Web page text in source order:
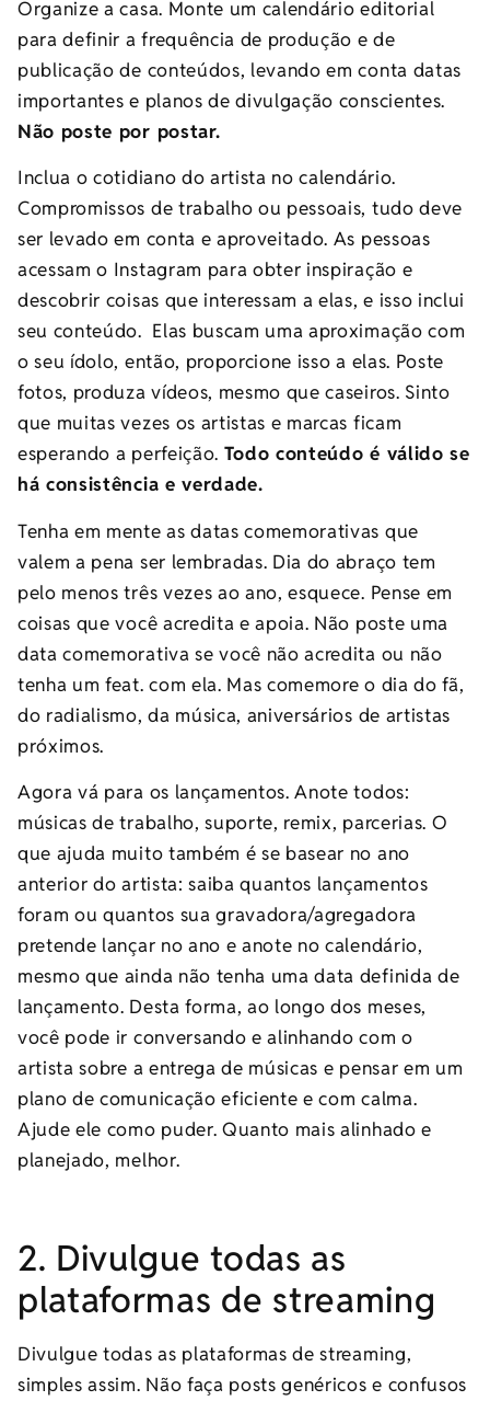
Organize a casa. Monte um calendário editorial
para definir a frequência de produção e de
publicação de conteúdos, levando em conta datas
importantes e planos de divulgação conscientes.
Não poste por postar.
Inclua o cotidiano do artista no calendário.
Compromissos de trabalho ou pessoais, tudo deve
ser levado em conta e aproveitado. As pessoas
acessam o Instagram para obter inspiração e
descobrir coisas que interessam a elas, e isso inclui
seu conteúdo. Elas buscam uma aproximação com
o seu ídolo, então, proporcione isso a elas. Poste
fotos, produza vídeos, mesmo que caseiros. Sinto
que muitas vezes os artistas e marcas ficam
esperando a perfeição. Todo conteúdo é válido se
há consistência e verdade.
Tenha em mente as datas comemorativas que
valem a pena ser lembradas. Dia do abraço tem
pelo menos três vezes ao ano, esquece. Pense em
coisas que você acredita e apoia. Não poste uma
data comemorativa se você não acredita ou não
tenha um feat. com ela. Mas comemore o dia do fã,
do radialismo, da música, aniversários de artistas
próximos.
Agora vá para os lançamentos. Anote todos:
músicas de trabalho, suporte, remix, parcerias. O
que ajuda muito também é se basear no ano
anterior do artista: saiba quantos lançamentos
foram ou quantos sua gravadora/agregadora
pretende lançar no ano e anote no calendário,
mesmo que ainda não tenha uma data definida de
lançamento. Desta forma, ao longo dos meses,
você pode ir conversando e alinhando com o
artista sobre a entrega de músicas e pensar em um
plano de comunicação eficiente e com calma.
Ajude ele como puder. Quanto mais alinhado e
planejado, melhor.
2. Divulgue todas as
plataformas de streaming
Divulgue todas as plataformas de streaming,
simples assim. Não faça posts genéricos e confusos